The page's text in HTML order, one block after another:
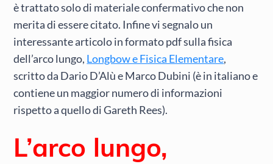
è trattato solo di materiale confermativo che non
merita di essere citato. Infine vi segnalo un
interessante articolo in formato pdf sulla fisica
dell’arco lungo, Longbow e Fisica Elementare,
scritto da Dario D’Alù e Marco Dubini (è in italiano e
contiene un maggior numero di informazioni
rispetto a quello di Gareth Rees).
L’arco lungo,